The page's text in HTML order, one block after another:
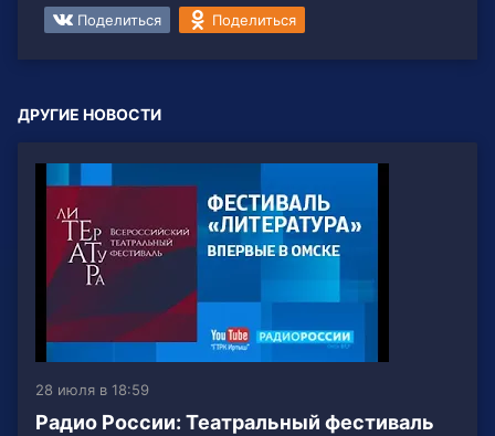
Поделиться Поделиться
ДРУГИЕ НОВОСТИ
28 июля в 18:59
Радио России: Театральный фестиваль